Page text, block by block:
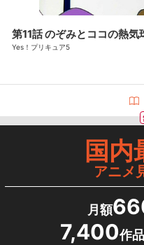
第11話 のぞみとココの熱気
Yes！プリキュア5
国内
アニメ
月額
7,400作